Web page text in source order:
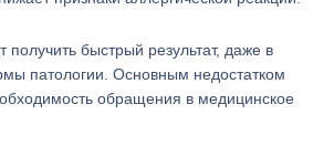
получить быстрый результат, даже в
патологии. Основным недостатком
обращения в медицинское